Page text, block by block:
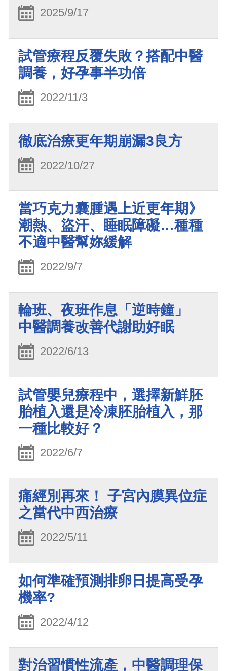
2025/9/17
試管療程反覆失敗？搭配中醫
調養，好孕事半功倍
2022/11/3
徹底治療更年期崩漏3良方
2022/10/27
當巧克力囊腫遇上近更年期》
潮熱、盜汗、睡眠障礙…種種
不適中醫幫妳緩解
2022/9/7
輪班、夜班作息「逆時鐘」
中醫調養改善代謝助好眠
2022/6/13
試管嬰兒療程中，選擇新鮮胚
胎植入還是冷凍胚胎植入，那
一種比較好？
2022/6/7
痛經別再來！ 子宮內膜異位症
之當代中西治療
2022/5/11
如何準確預測排卵日提高受孕
機率?
2022/4/12
對治習慣性流產，中醫調理保